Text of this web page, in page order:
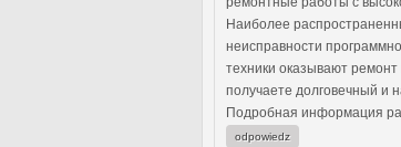
Наиболее
неисправности
техники оказывают
получаете долговечный и
Подробная информация
odpowiedz